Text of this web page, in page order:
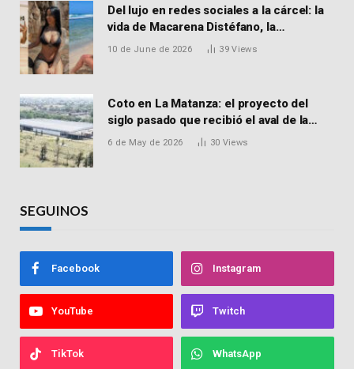
Del lujo en redes sociales a la cárcel: la
vida de Macarena Distéfano, la
influencer de San Martín acusada de
10 de June de 2026 39Views
Coto en La Matanza: el proyecto del
siglo pasado que recibió el aval de la
Justicia para reactivar una obra frenada
6 de May de 2026 30 Views
SEGUINOS
Facebook Instagram
YouTube Twitch
TikTok WhatsApp